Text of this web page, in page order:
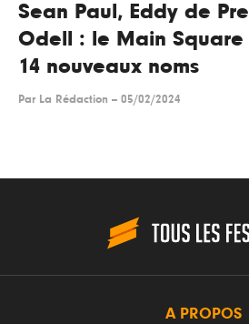
Sean Paul, Eddy de
Odell : le Main Square
14 nouveaux noms
Par La Rédaction -- 05/02/2024
A PROPOS